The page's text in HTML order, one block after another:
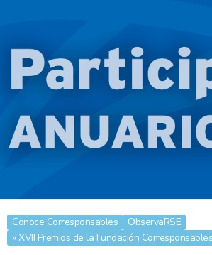
Conoce Corresponsables
ObservaRSE
» XVII Premios de la Fundación Corresponsables